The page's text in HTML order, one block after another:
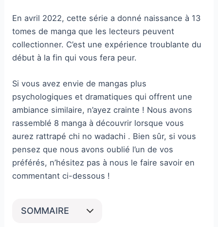
En avril 2022, cette série a donné naissance à 13
tomes de manga que les lecteurs peuvent
collectionner. C’est une expérience troublante du
début à la fin qui vous fera peur.
Si vous avez envie de mangas plus
psychologiques et dramatiques qui offrent une
ambiance similaire, n’ayez crainte ! Nous avons
rassemblé 8 manga à découvrir lorsque vous
aurez rattrapé chi no wadachi . Bien sûr, si vous
pensez que nous avons oublié l’un de vos
préférés, n’hésitez pas à nous le faire savoir en
commentant ci-dessous !
SOMMAIRE